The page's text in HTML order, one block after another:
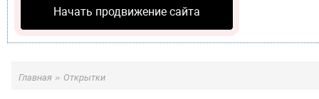
Начать продвижение сайта
Главная » Открытки